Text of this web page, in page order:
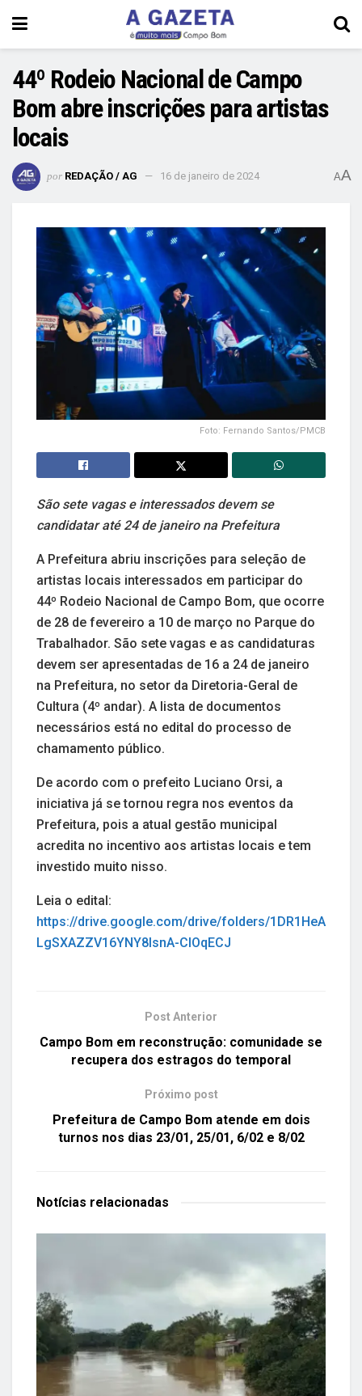
44º Rodeio Nacional de Campo
Bom abre inscrições para artistas
locais
por REDAÇÃO / AG 16 de janeiro de 2024 AA
Foto: Fernando Santos/PMCB
São sete vagas e interessados devem se
candidatar até 24 de janeiro na Prefeitura
A Prefeitura abriu inscrições para seleção de
artistas locais interessados em participar do
44º Rodeio Nacional de Campo Bom, que ocorre
de 28 de fevereiro a 10 de março no Parque do
Trabalhador. São sete vagas e as candidaturas
devem ser apresentadas de 16 a 24 de janeiro
na Prefeitura, no setor da Diretoria-Geral de
Cultura (4º andar). A lista de documentos
necessários está no edital do processo de
chamamento público.
De acordo com o prefeito Luciano Orsi, a
iniciativa já se tornou regra nos eventos da
Prefeitura, pois a atual gestão municipal
acredita no incentivo aos artistas locais e tem
investido muito nisso.
Leia o edital:
https://drive.google.com/drive/folders/1DR1HeA
LgSXAZZV16YNY8IsnA-CIOqECJ
Post Anterior
Campo Bom em reconstrução: comunidade se
recupera dos estragos do temporal
Próximo post
Prefeitura de Campo Bom atende em dois
turnos nos dias 23/01, 25/01, 6/02 e 8/02
Notícias relacionadas